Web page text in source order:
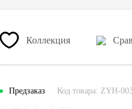
Коллекция
Предзаказ Код товара: ZYH-